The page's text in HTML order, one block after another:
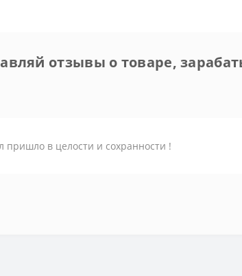
отзывы о товаре,
пришло в целости и сохранности !